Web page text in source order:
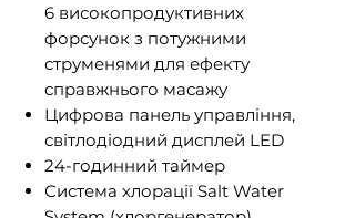
6 високопродуктивних
форсунок з потужними
струменями для ефекту
справжнього масажу
Цифрова панель управління,
світлодіодний дисплей LED
24-годинний таймер
Система хлорації Salt Water